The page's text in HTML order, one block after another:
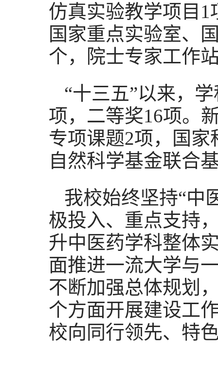
仿真实验教学项目
国家重点实验室、
个，院士专家工作
“十三五”以来，
项，二等奖16项。
专项课题2项，国
自然科学基金联合
我校始终坚持“中
极投入、重点支持
升中医药学科整体
面推进一流大学与
不断加强总体规划
个方面开展建设工
校向同行领先、特